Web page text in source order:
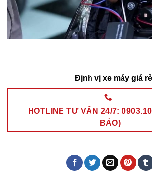
Định vị xe máy giá
HOTLINE TƯ VẤN 24/7:
BẢO)